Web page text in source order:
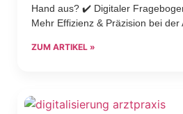
Hand aus? ✔️ Digitaler
Mehr Effizienz & Präzision bei der
ZUM ARTIKEL »